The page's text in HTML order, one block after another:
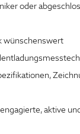
oder
wünschenswert
aktive